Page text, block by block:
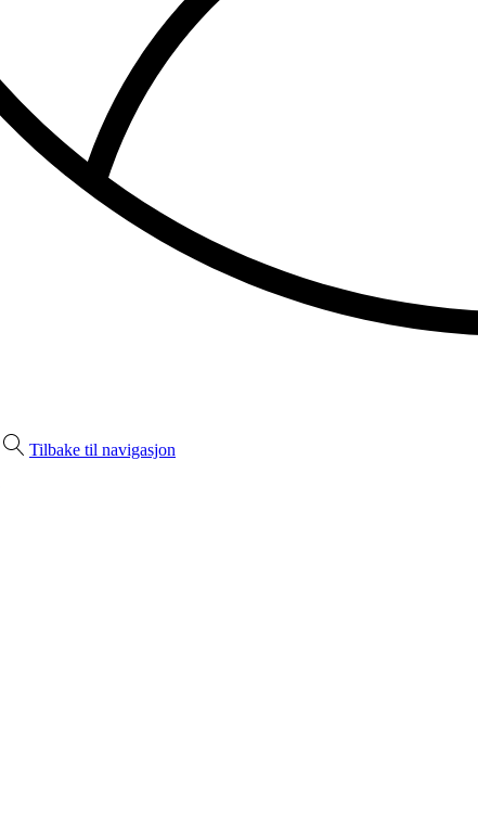
Tilbake til navigasjon